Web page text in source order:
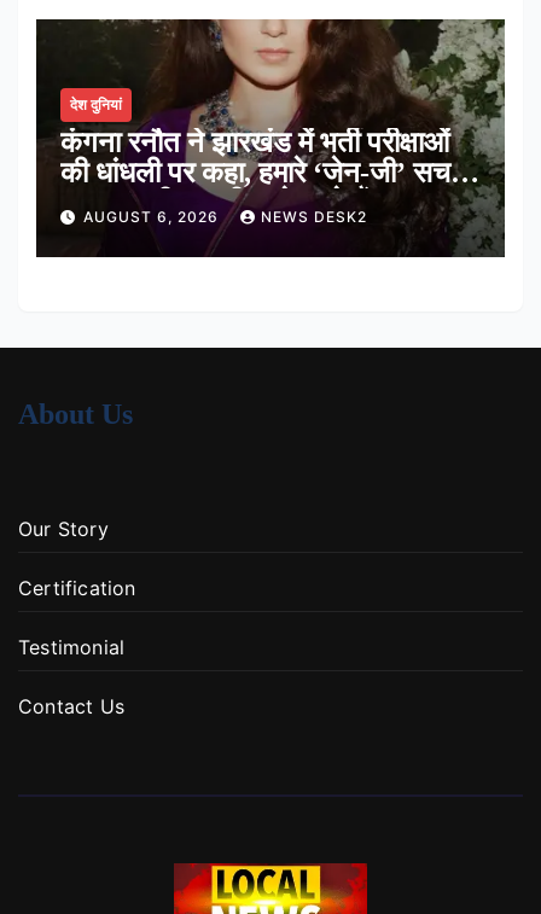
देश दुनियां
कंगना रनौत ने झारखंड में भर्ती परीक्षाओं
की धांधली पर कहा, हमारे ‘जेन-जी’ सच में
हर तरह की तकलीफ झेल रहे हैं
AUGUST 6, 2026 NEWS DESK2
About Us
Our Story
Certification
Testimonial
Contact Us